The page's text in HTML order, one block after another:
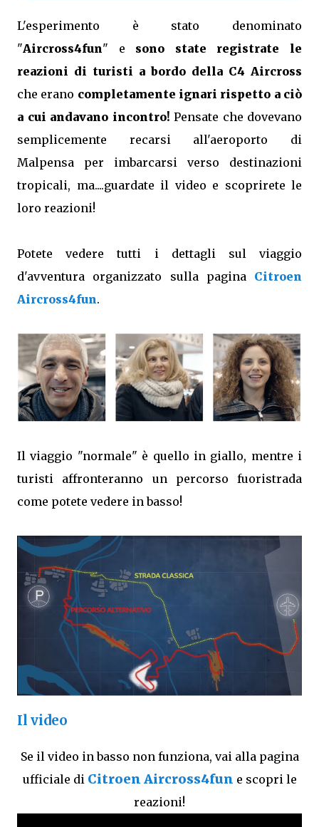
L'esperimento è stato denominato
"Aircross4fun" e sono state registrate le
reazioni di turisti a bordo della C4 Aircross
che erano completamente ignari rispetto a ciò
a cui andavano incontro! Pensate che dovevano
semplicemente recarsi all'aeroporto di
Malpensa per imbarcarsi verso destinazioni
tropicali, ma....guardate il video e scoprirete le
loro reazioni!
Potete vedere tutti i dettagli sul viaggio
d'avventura organizzato sulla pagina Citroen
Aircross4fun.
Il viaggio "normale" è quello in giallo, mentre i
turisti affronteranno un percorso fuoristrada
come potete vedere in basso!
Il video
Se il video in basso non funziona, vai alla pagina
ufficiale di Citroen Aircross4fun e scopri le
reazioni!